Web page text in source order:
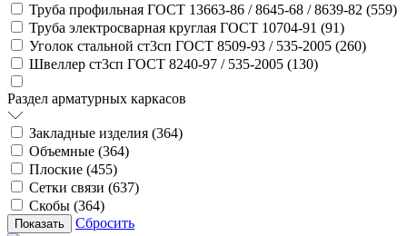
Труба профильная ГОСТ 13663-86 / 8645-68 / 8639-82 (559)
Труба электросварная круглая ГОСТ 10704-91 (91)
Уголок стальной ст3сп ГОСТ 8509-93 / 535-2005 (260)
Швеллер ст3сп ГОСТ 8240-97 / 535-2005 (130)
Раздел арматурных каркасов
Закладные изделия (364)
Объемные (364)
Плоские (455)
Сетки связи (637)
Скобы (364)
Сбросить